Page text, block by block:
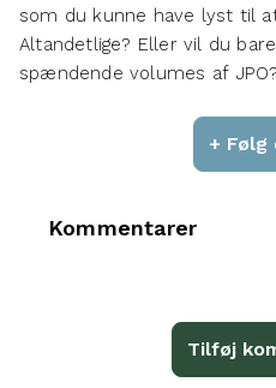
som du kunne have lyst til
Altandetlige? Eller vil du
spændende volumes af
+ Følg
Kommentarer
Tilføj